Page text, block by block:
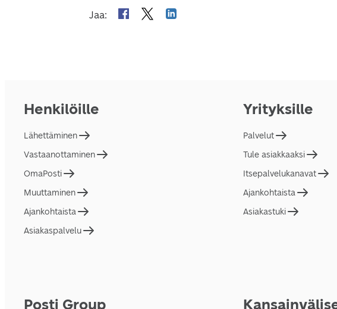
Jaa:
Henkilöille
Lähettäminen
Vastaanottaminen
OmaPosti
Muuttaminen
Ajankohtaista
Asiakaspalvelu
Yrityksille
Palvelut
Tule asiakkaaksi
Itsepalvelukanavat
Ajankohtaista
Asiakastuki
Posti Group